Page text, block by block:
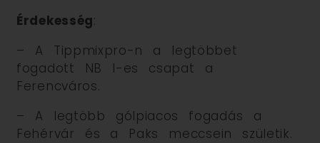
Érdekesség:
– A Tippmixpro-n a legtöbbet
fogadott NB I-es csapat a
Ferencváros.
– A legtöbb gólpiacos fogadás a
Fehérvár és a Paks meccsein születik.